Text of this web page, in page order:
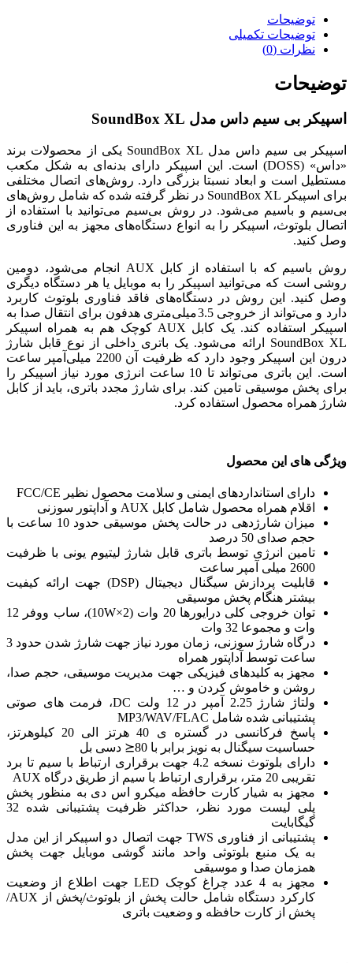
توضیحات
توضیحات تکمیلی
نظرات (0)
توضیحات
اسپیکر بی سیم داس مدل SoundBox XL
اسپیکر بی سیم داس مدل SoundBox XL یکی از محصولات برند
«داس» (DOSS) است. این اسپیکر دارای بدنه‌ای به شکل مکعب‌
مستطیل است و ابعاد نسبتا بزرگی دارد. روش‌های اتصال مختلفی
برای اسپیکر SoundBox XL در نظر گرفته شده که شامل روش‌های
بی‌سیم و باسیم می‌شود. در روش بی‌سیم می‌توانید با استفاده از
اتصال بلوتوث، اسپیکر را به انواع دستگاه‌های مجهز به این فناوری
وصل کنید.
روش باسیم که با استفاده از کابل AUX انجام می‌شود، دومین
روشی است که می‌توانید اسپیکر را به موبایل یا هر دستگاه دیگری
وصل کنید. این روش در دستگاه‌های فاقد فناوری بلوتوث کاربرد
دارد و می‌تواند از خروجی 3.5میلی‌متری هدفون برای انتقال صدا به
اسپیکر استفاده کند. یک کابل AUX کوچک هم به همراه اسپیکر
SoundBox XL ارائه می‌شود. یک باتری داخلی از نوع قابل شارژ
درون این اسپیکر وجود دارد که ظرفیت آن 2200 میلی‌آمپر ساعت
است. این باتری می‌تواند تا 10 ساعت انرژی مورد نیاز اسپیکر را
برای پخش موسیقی تامین کند. برای شارژ مجدد باتری، باید از کابل
شارژ همراه محصول استفاده کرد.
ویژگی های این محصول
دارای استانداردهای ایمنی و سلامت محصول نظیر FCC/CE
اقلام همراه محصول شامل کابل AUX و آداپتور سوزنی
میزان شارژدهی در حالت پخش موسیقی حدود 10 ساعت با
حجم صدای 50 درصد
تامین انرژی توسط باتری قابل شارژ لیتیوم یونی با ظرفیت
2600 میلی آمپر ساعت
قابلیت پردازش سیگنال دیجیتال (DSP) جهت ارائه کیفیت
بیشتر هنگام پخش موسیقی
توان خروجی کلی درایورها 20 وات (10W×2)، ساب ووفر 12
وات و مجموعا 32 وات
درگاه شارژ سوزنی، زمان مورد نیاز جهت شارژ شدن حدود 3
ساعت توسط آداپتور همراه
مجهز به کلیدهای فیزیکی جهت مدیریت موسیقی، حجم صدا،
روشن و خاموش کردن و …
ولتاژ شارژ 2.25 آمپر در 12 ولت DC، فرمت های صوتی
پشتیبانی شده شامل MP3/WAV/FLAC
پاسخ فرکانسی در گستره ی 40 هرتز الی 20 کیلوهرتز،
حساسیت سیگنال به نویز برابر با 80⪯ دسی بل
دارای بلوتوث نسخه 4.2 جهت برقراری ارتباط با سیم تا برد
تقریبی 20 متر، برقراری ارتباط با سیم از طریق درگاه AUX
مجهز به شیار کارت حافظه میکرو اس دی به منظور پخش
پلی لیست مورد نظر، حداکثر ظرفیت پشتیبانی شده 32
گیگابایت
پشتیبانی از فناوری TWS جهت اتصال دو اسپیکر از این مدل
به یک منبع بلوتوثی واحد مانند گوشی موبایل جهت پخش
همزمان صدا و موسیقی
مجهز به 4 عدد چراغ کوچک LED جهت اطلاع از وضعیت
کارکرد دستگاه شامل حالت پخش از بلوتوث/پخش از AUX/
پخش از کارت حافظه و وضعیت باتری